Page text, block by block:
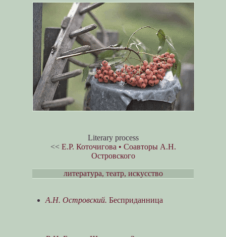
Literary process
<< Е.Р. Коточигова • Соавторы А.Н.
Островского
литература, театр, искусство
А.Н. Островский. Бесприданница